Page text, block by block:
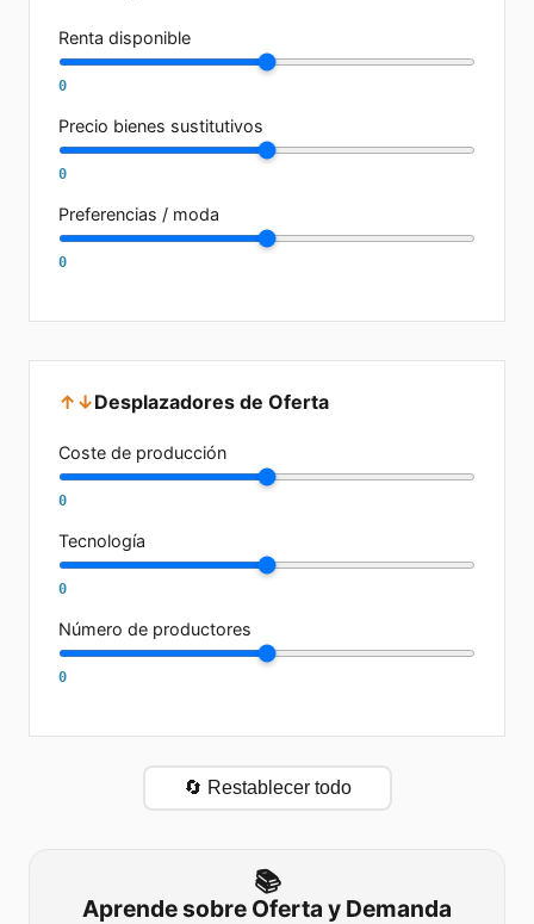
Renta disponible
0
Precio bienes sustitutivos
0
Preferencias / moda
0
↑↓Desplazadores de Oferta
Coste de producción
0
Tecnología
0
Número de productores
0
🔄 Restablecer todo
📚
Aprende sobre Oferta y Demanda